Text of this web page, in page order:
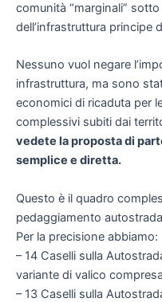
comunità “marginali”
dell’infrastruttura principe
Nessuno vuol negare
infrastruttura, ma sono
economici di ricaduta per
complessivi subiti dai
vedete la proposta di
semplice e diretta.
Questo è il quadro
pedaggiamento
Per la precisione abbiamo:
– 14 Caselli sulla
variante di valico
– 13 Caselli sulla